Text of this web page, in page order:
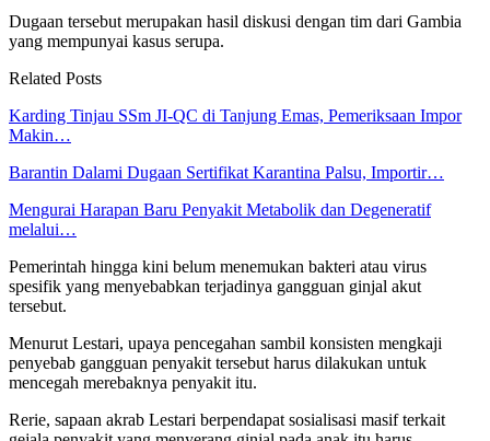
Dugaan tersebut merupakan hasil diskusi dengan tim dari Gambia
yang mempunyai kasus serupa.
Related Posts
Karding Tinjau SSm JI-QC di Tanjung Emas, Pemeriksaan Impor
Makin…
Barantin Dalami Dugaan Sertifikat Karantina Palsu, Importir…
Mengurai Harapan Baru Penyakit Metabolik dan Degeneratif
melalui…
Pemerintah hingga kini belum menemukan bakteri atau virus
spesifik yang menyebabkan terjadinya gangguan ginjal akut
tersebut.
Menurut Lestari, upaya pencegahan sambil konsisten mengkaji
penyebab gangguan penyakit tersebut harus dilakukan untuk
mencegah merebaknya penyakit itu.
Rerie, sapaan akrab Lestari berpendapat sosialisasi masif terkait